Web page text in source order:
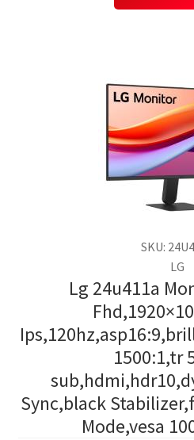
SKU:
LG
Lg 24u411a
1500:1,tr
Sync,black
Mode,vesa